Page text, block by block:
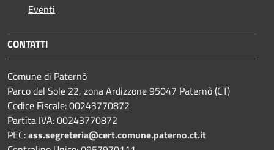
Eventi
CONTATTI
Comune di Paternò
Parco del Sole 22, zona Ardizzone 95047 Paternò (CT)
Codice Fiscale: 00243770872
Partita IVA: 00243770872
PEC:ass.segreteria@cert.comune.paterno.ct.it